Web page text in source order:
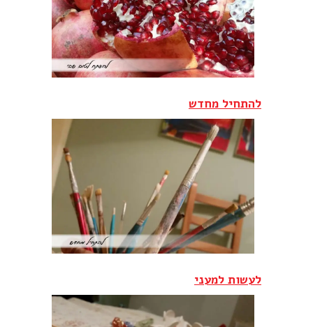
להתחיל מחדש
לעשות למעני